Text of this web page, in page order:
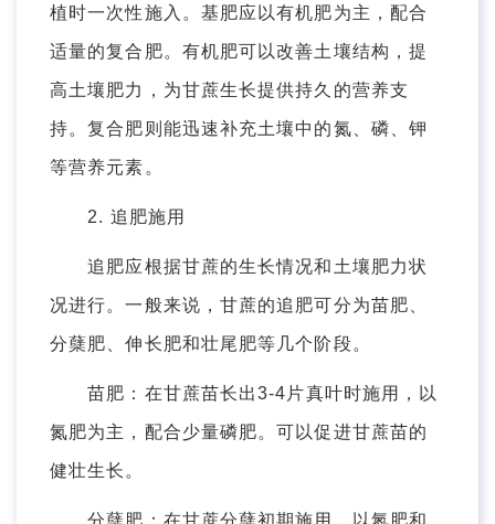
植时一次性施入。基肥应以有机肥为主，配合
适量的复合肥。有机肥可以改善土壤结构，提
高土壤肥力，为甘蔗生长提供持久的营养支
持。复合肥则能迅速补充土壤中的氮、磷、钾
等营养元素。
2. 追肥施用
追肥应根据甘蔗的生长情况和土壤肥力状
况进行。一般来说，甘蔗的追肥可分为苗肥、
分蘖肥、伸长肥和壮尾肥等几个阶段。
苗肥：在甘蔗苗长出3-4片真叶时施用，以
氮肥为主，配合少量磷肥。可以促进甘蔗苗的
健壮生长。